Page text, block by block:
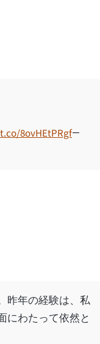
8ovHEtPRgf—
昨年の経験は、私
にわたって依然と